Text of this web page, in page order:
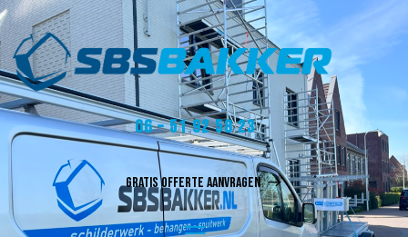
06 – 51 92 58 23
GRATIS OFFERTE AANVRAGEN